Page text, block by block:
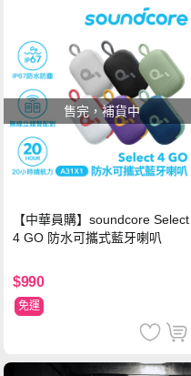
售完，補貨中
【中華員購】soundcore Select
4 GO 防水可攜式藍牙喇叭
$990
免運